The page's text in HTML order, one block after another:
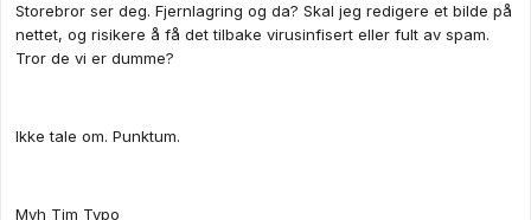
Storebror ser deg. Fjernlagring og da? Skal jeg redigere et bilde på
nettet, og risikere å få det tilbake virusinfisert eller fult av spam.
Tror de vi er dumme?
Ikke tale om. Punktum.
Mvh Tim Typo